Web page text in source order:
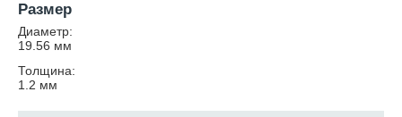
Размер
Диаметр:
19.56 мм
Толщина:
1.2 мм